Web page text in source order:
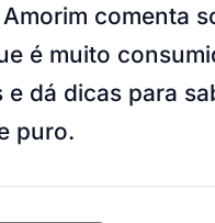
comenta
é muito
e dá dicas para
puro.